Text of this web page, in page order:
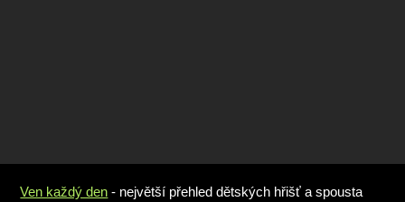
Ven každý den - největší přehled dětských hřišť a spousta